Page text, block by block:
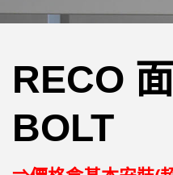
RECO
BOLT